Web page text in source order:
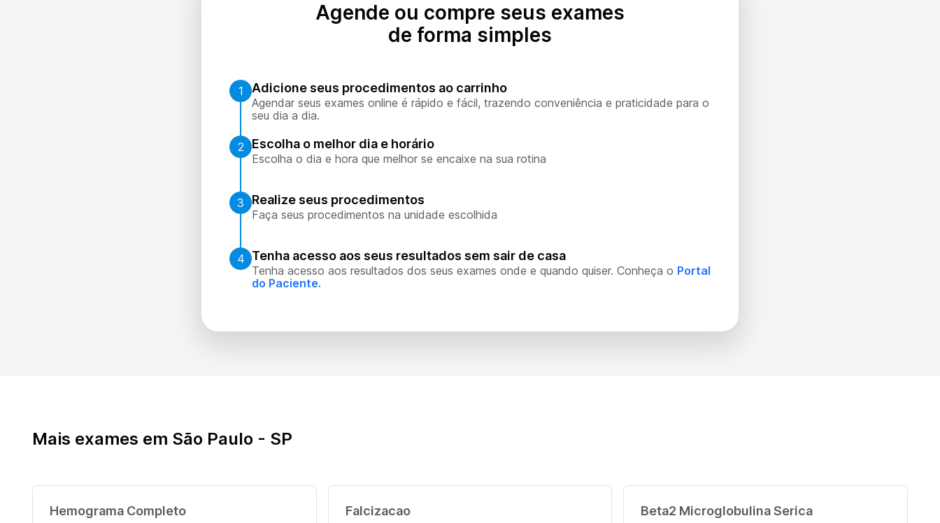
Agende ou compre seus exames
de forma simples
1 Adicione seus procedimentos ao carrinho
Agendar seus exames online é rápido e fácil, trazendo conveniência e praticidade para o
seu dia a dia.
2 Escolha o melhor dia e horário
Escolha o dia e hora que melhor se encaixe na sua rotina
3 Realize seus procedimentos
Faça seus procedimentos na unidade escolhida
4 Tenha acesso aos seus resultados sem sair de casa
Tenha acesso aos resultados dos seus exames onde e quando quiser. Conheça o Portal
do Paciente.
Mais exames em São Paulo - SP
Hemograma Completo Falcizacao Beta2 Microglobulina Serica